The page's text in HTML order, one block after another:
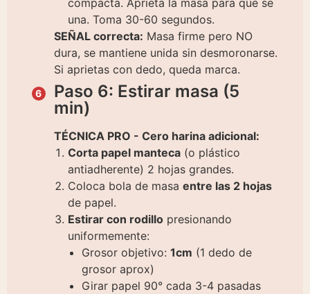
una. Toma 30-60 segundos.
SEÑAL correcta: Masa firme pero NO
dura, se mantiene unida sin desmoronarse.
Si aprietas con dedo, queda marca.
Paso 6: Estirar masa (5
min)
TÉCNICA PRO - Cero harina adicional:
Corta papel manteca(o plástico
antiadherente) 2 hojas grandes.
Coloca bola de masa entre las 2 hojas
de papel.
Estirar con rodillopresionando
uniformemente:
Grosor objetivo: 1cm (1 dedo de
grosor aprox)
Girar papel 90° cada 3-4 pasadas